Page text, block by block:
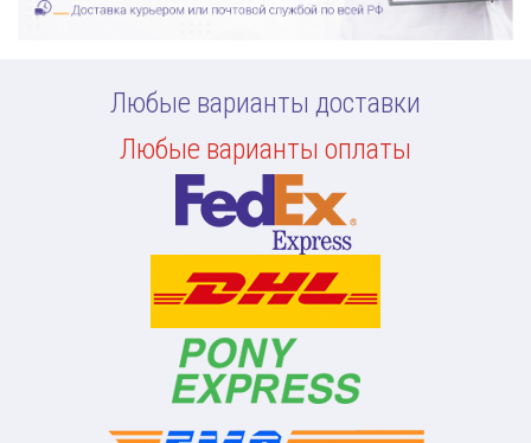
Любые варианты доставки
Любые варианты оплаты